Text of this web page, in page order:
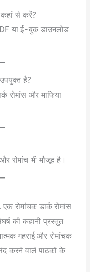
से करें?
या ई-बुक डाउनलोड
है?
रोमांस और माफिया
रोमांच भी मौजूद है।
एक रोमांचक डार्क रोमांस
की कहानी प्रस्तुत
गहराई और रोमांचक
करने वाले पाठकों के